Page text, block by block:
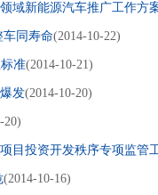
域新能源汽车推广工作方
车同寿命(2014-10-22)
准(2014-10-21)
发(2014-10-20)
20)
目投资开发秩序专项监管
(2014-10-16)